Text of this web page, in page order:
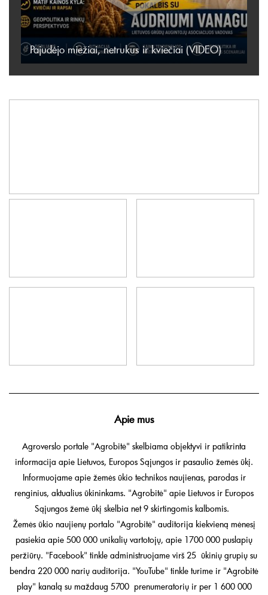
Pajudėjo miežiai, netrukus ir kviečiai (VIDEO)
Apie mus
Agroverslo portale "Agrobitė" skelbiama objektyvi ir patikrinta
informacija apie Lietuvos, Europos Sąjungos ir pasaulio žemės ūkį.
Informuojame apie žemės ūkio technikos naujienas, parodas ir
renginius, aktualius ūkininkams. "Agrobitė" apie Lietuvos ir Europos
Sąjungos žemė ūkį skelbia net 9 skirtingomis kalbomis.
Žemės ūkio naujienų portalo "Agrobitė" auditorija kiekvieną mėnesį
pasiekia apie 500 000 unikalių vartotojų, apie 1700 000 puslapių
peržiūrų. "Facebook" tinkle administruojame virš 25 ūkinių grupių su
bendra 220 000 narių auditorija. "YouTube" tinkle turime ir "Agrobitė
play" kanalą su maždaug 5700 prenumeratorių ir per 1 600 000